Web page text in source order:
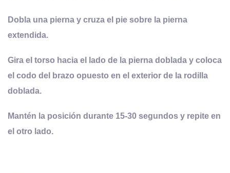
Dobla una pierna y cruza el pie sobre la pierna
extendida.
Gira el torso hacia el lado de la pierna doblada y coloca
el codo del brazo opuesto en el exterior de la rodilla
doblada.
Mantén la posición durante 15-30 segundos y repite en
el otro lado.